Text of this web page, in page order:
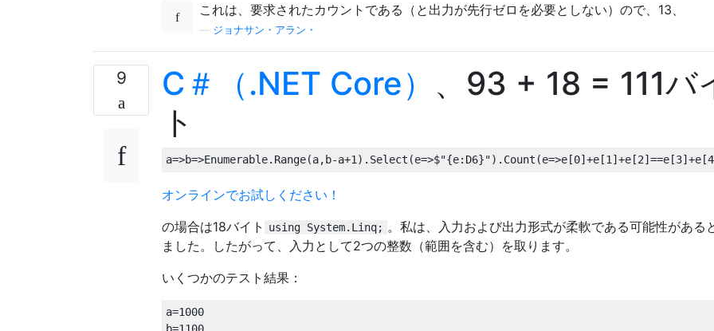
これは、要求されたカウントである（と出力が先行ゼロを必要としない）ので、13、
ジョナサン・アラン・
9 C＃（.NET Core） 、93 + 18 = 111バ
ト
a=>b=>Enumerable. Range(a, b-a+1 ). Select (e=>$"{e:D6}"). Count (e=>e [0]+e [1 ]+e [2]==e [3]+e [4
オンラインでお試しください！
の場合は18バイト
using System.Linq; 。私は、入力および出力形式が柔軟である可能性がある
ました。したがって、入力として2つの整数（範囲を含む）を取ります。
いくつかのテスト結果：
a=1000